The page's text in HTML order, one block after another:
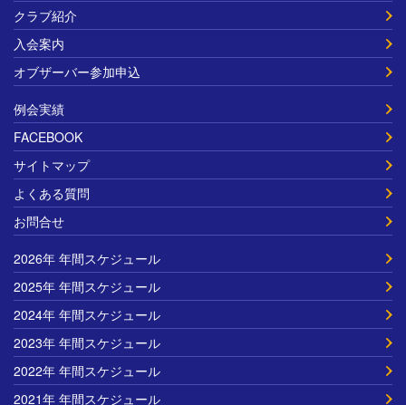
クラブ紹介
入会案内
オブザーバー参加申込
例会実績
FACEBOOK
サイトマップ
よくある質問
お問合せ
2026年 年間スケジュール
2025年 年間スケジュール
2024年 年間スケジュール
2023年 年間スケジュール
2022年 年間スケジュール
2021年 年間スケジュール